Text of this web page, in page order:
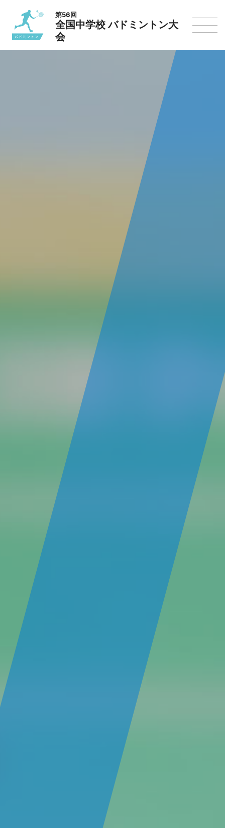
第56回
全国中学校 バドミントン大
会